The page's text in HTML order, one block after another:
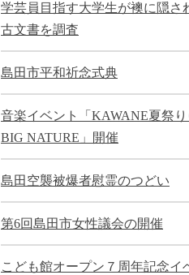
学芸員目指す大学生が襖に隠さ
古文書を調査
島田市平和祈念式典
音楽イベント「KAWANE夏祭り
BIG NATURE」開催
島田空襲被爆者慰霊のつどい
第6回島田市女性議会の開催
こども館オープン７周年記念イ